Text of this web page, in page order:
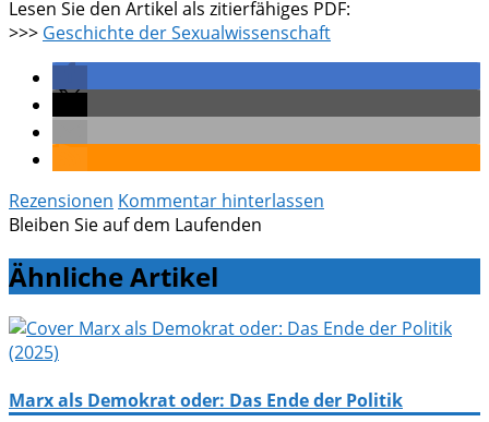
Lesen Sie den Artikel als zitierfähiges PDF:
>>> Geschichte der Sexualwissenschaft
Rezensionen Kommentar hinterlassen
Bleiben Sie auf dem Laufenden
Ähnliche Artikel
Marx als Demokrat oder: Das Ende der Politik